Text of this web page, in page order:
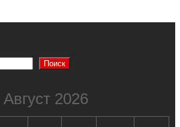
Поиск
Август 2026